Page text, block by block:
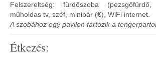
Felszereltség: fürdőszoba
műholdas tv, széf, minibár (€), WiFi internet.
A szobához egy pavilon tartozik a
Étkezés: